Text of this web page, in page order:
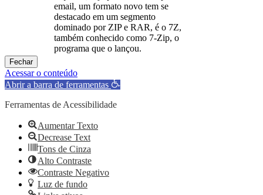
email, um formato novo tem se
destacado em um segmento
dominado por ZIP e RAR, é o 7Z,
também conhecido como 7-Zip, o
programa que o lançou.
Fechar
Acessar o conteúdo
Abrir a barra de ferramentas
Ferramentas de Acessibilidade
Aumentar Texto
Decrease Text
Tons de Cinza
Alto Contraste
Contraste Negativo
Luz de fundo